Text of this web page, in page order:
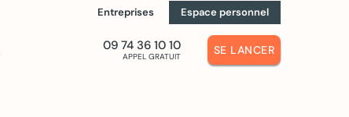
09 74 36 10 10
APPEL GRATUIT SE LANCER
Entreprises Espace personnel